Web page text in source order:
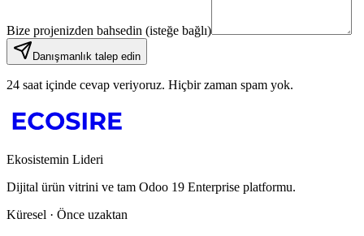
Bize projenizden bahsedin (isteğe bağlı)
Danışmanlık talep edin
24 saat içinde cevap veriyoruz. Hiçbir zaman spam yok.
Ekosistemin Lideri
Dijital ürün vitrini ve tam Odoo 19 Enterprise platformu.
Küresel · Önce uzaktan